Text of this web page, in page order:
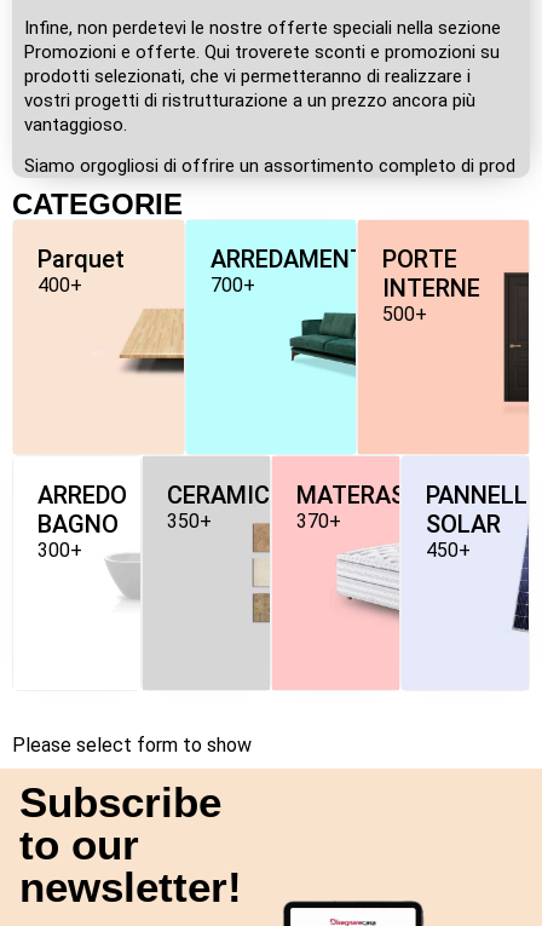
Infine, non perdetevi le nostre offerte speciali nella sezione
Promozioni e offerte. Qui troverete sconti e promozioni su
prodotti selezionati, che vi permetteranno di realizzare i
vostri progetti di ristrutturazione a un prezzo ancora più
vantaggioso.
Siamo orgogliosi di offrire un assortimento completo di prod
CATEGORIE
Parquet
400+
ARREDAMENTO
700+
PORTE
INTERNE
500+
ARREDO
BAGNO
300+
CERAMICHE
350+
MATERASSI
370+
PANNELLI-
SOLAR
450+
Please select form to show
Subscribe
to our
newsletter!